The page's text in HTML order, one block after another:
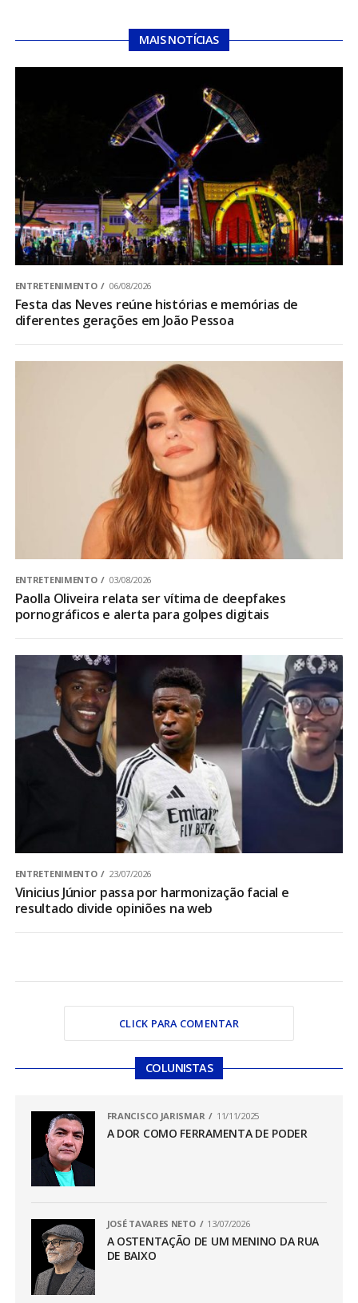
MAIS NOTÍCIAS
ENTRETENIMENTO 06/08/2026
Festa das Neves reúne histórias e memórias de
diferentes gerações em João Pessoa
ENTRETENIMENTO 03/08/2026
Paolla Oliveira relata ser vítima de deepfakes
pornográficos e alerta para golpes digitais
ENTRETENIMENTO 23/07/2026
Vinicius Júnior passa por harmonização facial e
resultado divide opiniões na web
CLICK PARA COMENTAR
COLUNISTAS
FRANCISCO JARISMAR 11/11/2025
A DOR COMO FERRAMENTA DE PODER
JOSÉ TAVARES NETO 13/07/2026
A OSTENTAÇÃO DE UM MENINO DA RUA
DE BAIXO